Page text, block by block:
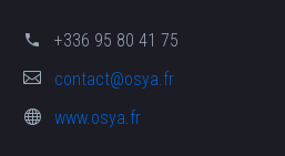
+336 95 80 41 75
contact@osya.fr
www.osya.fr